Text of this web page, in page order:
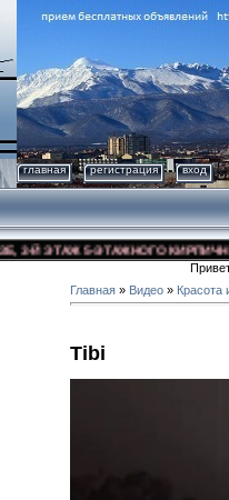
главная регистрация вход
ЭТАЖ 5-ЭТАЖНОГО
Главная » Видео » Красота
Tibi